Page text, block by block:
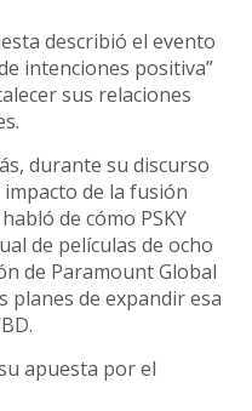
describió el evento
intenciones positiva”
sus relaciones
durante su discurso
de la fusión
de cómo PSKY
de películas de ocho
de Paramount Global
planes de expandir esa
apuesta por el